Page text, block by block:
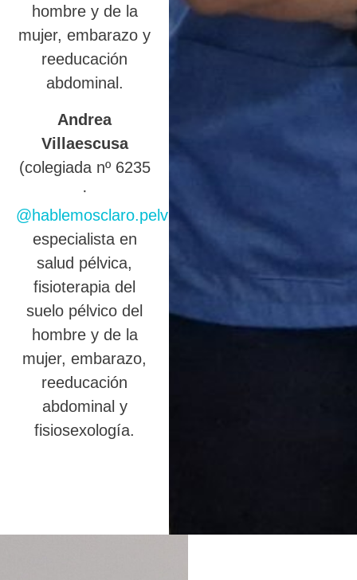
hombre y de la
mujer, embarazo y
reeducación
abdominal.
Andrea
Villaescusa
(colegiada nº 6235
·
@hablemosclaro.pelvic
),
especialista en
salud pélvica,
fisioterapia del
suelo pélvico del
hombre y de la
mujer, embarazo,
reeducación
abdominal y
fisiosexología.